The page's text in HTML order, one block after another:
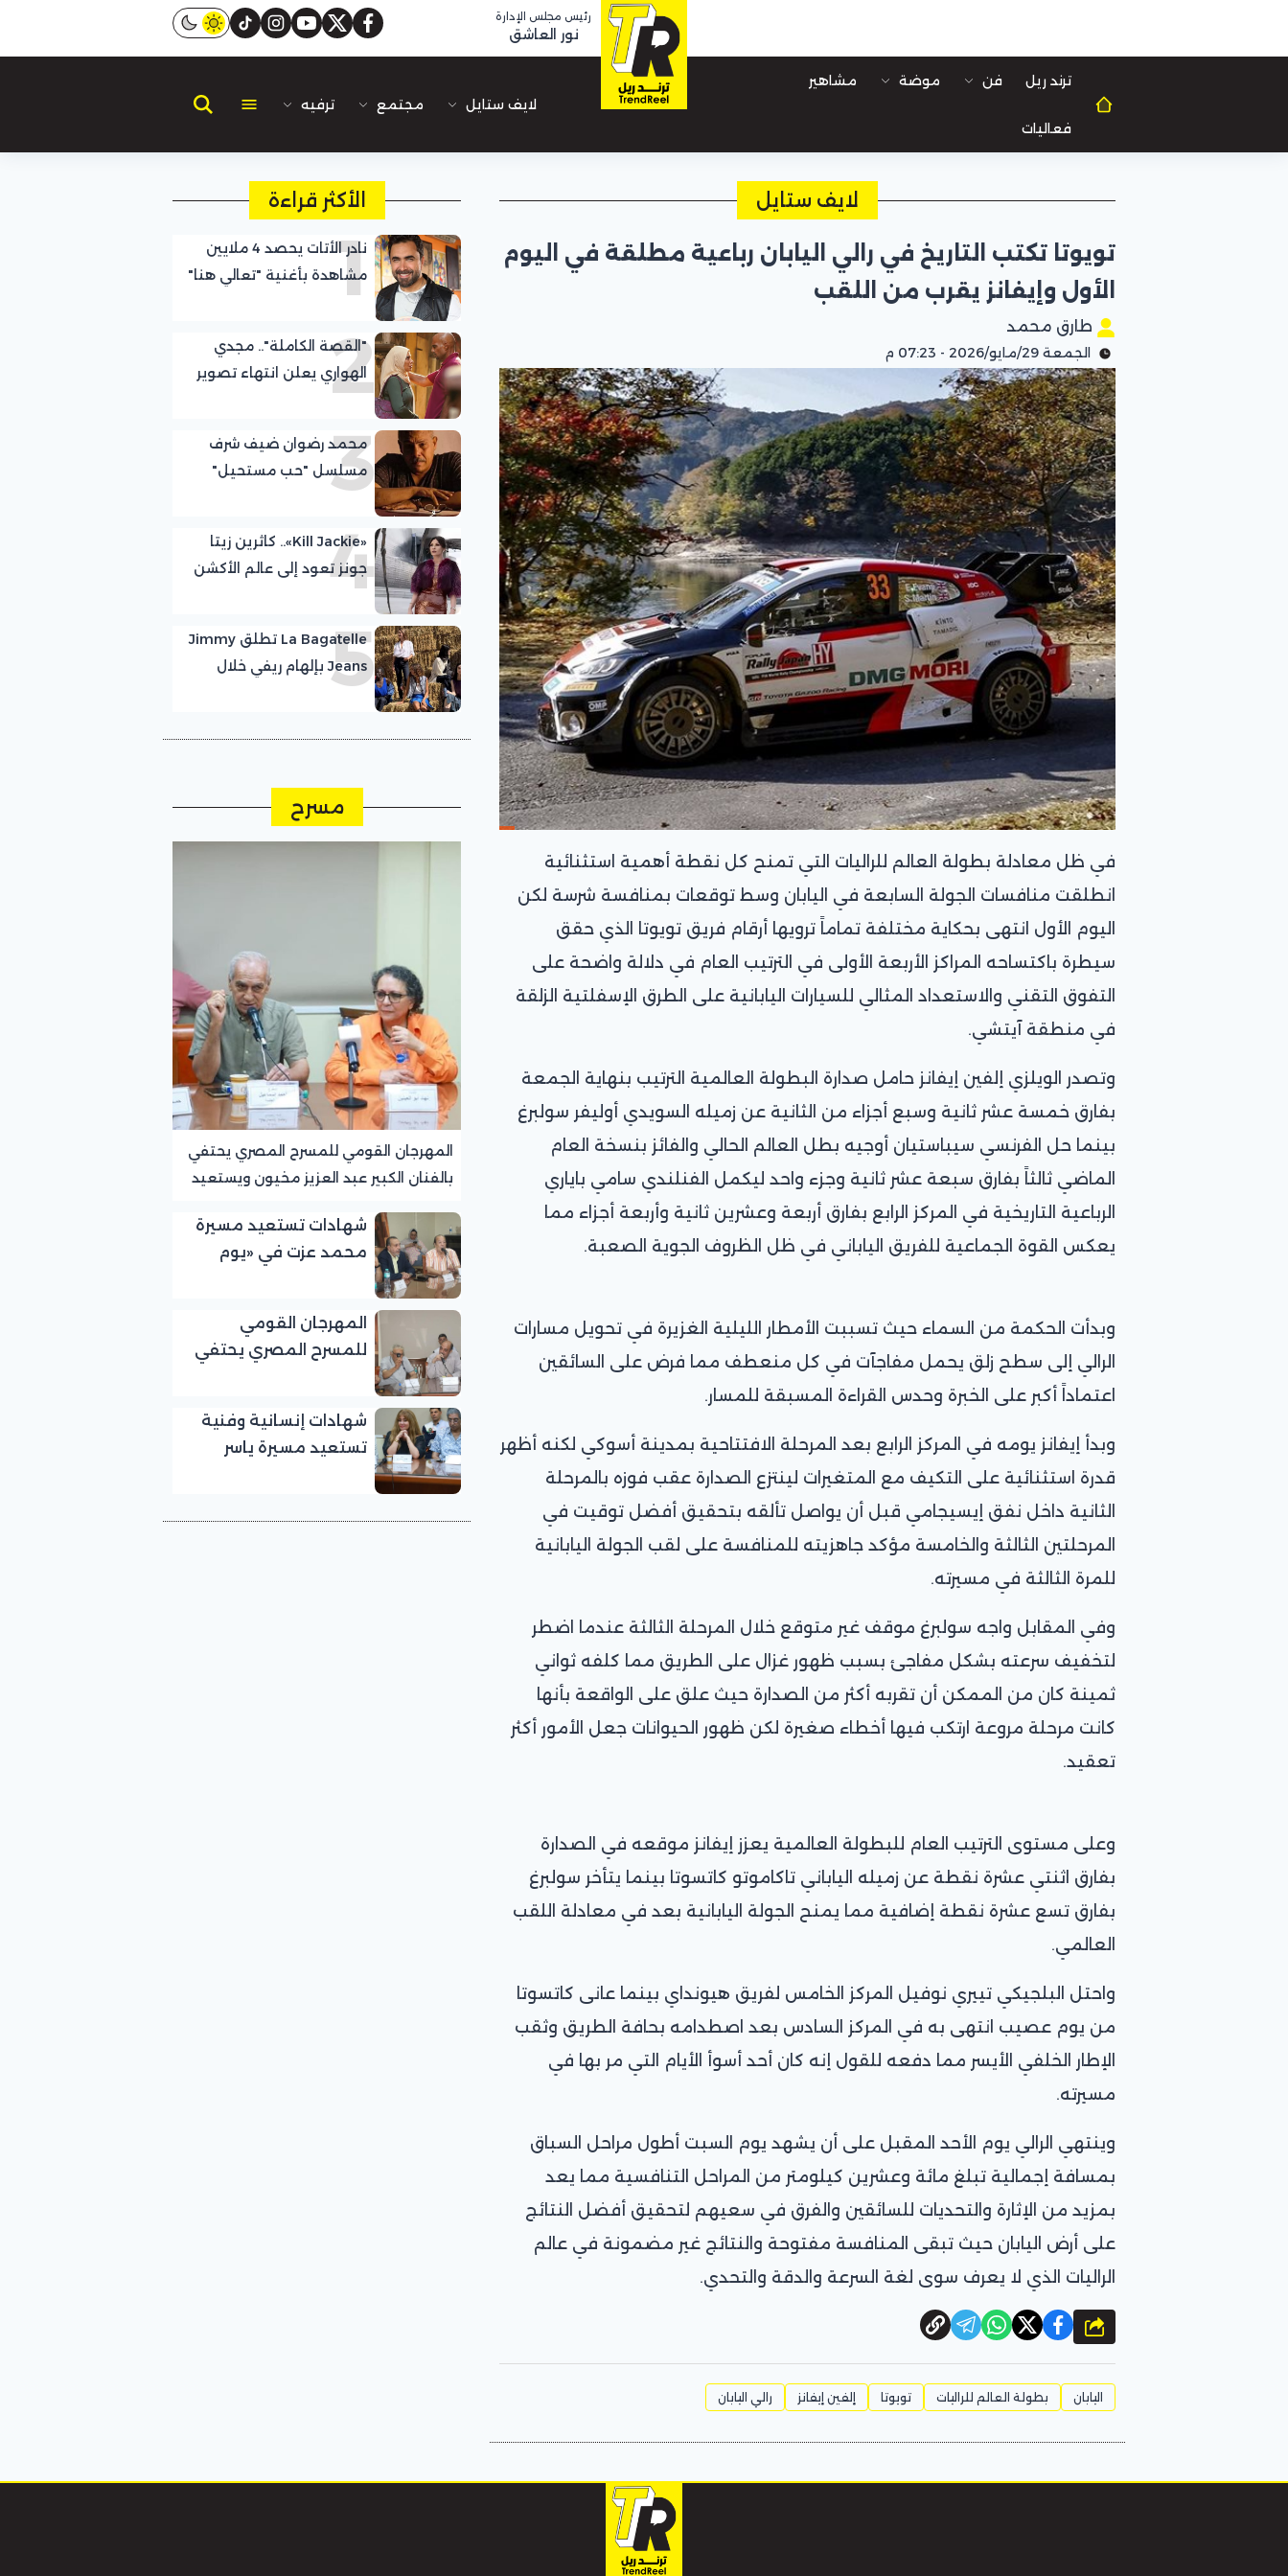
رئيس مجلس الإدارة
نور العاشق facebook
twitter
youtube
instagram
tiktok
ترند ريل فن موضة مشاهير
فعاليات
لايف ستايل مجتمع ترفيه
لايف ستايل
تويوتا تكتب التاريخ في رالي اليابان رباعية مطلقة في اليوم
الأول وإيفانز يقرب من اللقب
طارق محمد
الجمعة 29/مايو/2026 - 07:23 م
في ظل معادلة بطولة العالم للراليات التي تمنح كل نقطة أهمية استثنائية
انطلقت منافسات الجولة السابعة في اليابان وسط توقعات بمنافسة شرسة لكن
اليوم الأول انتهى بحكاية مختلفة تماماً ترويها أرقام فريق تويوتا الذي حقق
سيطرة باكتساحه المراكز الأربعة الأولى في الترتيب العام في دلالة واضحة على
التفوق التقني والاستعداد المثالي للسيارات اليابانية على الطرق الإسفلتية الزلقة
في منطقة آيتشي.
وتصدر الويلزي إلفين إيفانز حامل صدارة البطولة العالمية الترتيب بنهاية الجمعة
بفارق خمسة عشر ثانية وسبع أجزاء من الثانية عن زميله السويدي أوليفر سولبرغ
بينما حل الفرنسي سيباستيان أوجيه بطل العالم الحالي والفائز بنسخة العام
الماضي ثالثاً بفارق سبعة عشر ثانية وجزء واحد ليكمل الفنلندي سامي باياري
الرباعية التاريخية في المركز الرابع بفارق أربعة وعشرين ثانية وأربعة أجزاء مما
يعكس القوة الجماعية للفريق الياباني في ظل الظروف الجوية الصعبة.
وبدأت الحكمة من السماء حيث تسببت الأمطار الليلية الغزيرة في تحويل مسارات
الرالي إلى سطح زلق يحمل مفاجآت في كل منعطف مما فرض على السائقين
اعتماداً أكبر على الخبرة وحدس القراءة المسبقة للمسار.
وبدأ إيفانز يومه في المركز الرابع بعد المرحلة الافتتاحية بمدينة أسوكي لكنه أظهر
قدرة استثنائية على التكيف مع المتغيرات لينتزع الصدارة عقب فوزه بالمرحلة
الثانية داخل نفق إيسيجامي قبل أن يواصل تألقه بتحقيق أفضل توقيت في
المرحلتين الثالثة والخامسة مؤكد جاهزيته للمنافسة على لقب الجولة اليابانية
للمرة الثالثة في مسيرته.
وفي المقابل واجه سولبرغ موقف غير متوقع خلال المرحلة الثالثة عندما اضطر
لتخفيف سرعته بشكل مفاجئ بسبب ظهور غزال على الطريق مما كلفه ثواني
ثمينة كان من الممكن أن تقربه أكثر من الصدارة حيث علق على الواقعة بأنها
كانت مرحلة مروعة ارتكب فيها أخطاء صغيرة لكن ظهور الحيوانات جعل الأمور أكثر
تعقيد.
وعلى مستوى الترتيب العام للبطولة العالمية يعزز إيفانز موقعه في الصدارة
بفارق اثنتي عشرة نقطة عن زميله الياباني تاكاموتو كاتسوتا بينما يتأخر سولبرغ
بفارق تسع عشرة نقطة إضافية مما يمنح الجولة اليابانية بعد في معادلة اللقب
العالمي.
واحتل البلجيكي تييري نوفيل المركز الخامس لفريق هيونداي بينما عانى كاتسوتا
من يوم عصيب انتهى به في المركز السادس بعد اصطدامه بحافة الطريق وثقب
الإطار الخلفي الأيسر مما دفعه للقول إنه كان أحد أسوأ الأيام التي مر بها في
مسيرته.
وينتهي الرالي يوم الأحد المقبل على أن يشهد يوم السبت أطول مراحل السباق
بمسافة إجمالية تبلغ مائة وعشرين كيلومتر من المراحل التنافسية مما يعد
بمزيد من الإثارة والتحديات للسائقين والفرق في سعيهم لتحقيق أفضل النتائج
على أرض اليابان حيث تبقى المنافسة مفتوحة والنتائج غير مضمونة في عالم
الراليات الذي لا يعرف سوى لغة السرعة والدقة والتحدي.
شارك
اليابان بطولة العالم للراليات تويوتا إلفين إيفانز رالي اليابان
الأكثر قراءة
1
نادر الأتات يحصد 4 ملايين
مشاهدة بأغنية "تعالي هنا"
2
"القصة الكاملة".. مجدي
الهواري يعلن انتهاء تصوير
3
محمد رضوان ضيف شرف
مسلسل "حب مستحيل"
4
«Kill Jackie».. كاثرين زيتا
جونز تعود إلى عالم الأكشن
5
La Bagatelle تطلق Jimmy
Jeans بإلهام ريفي خلال
مسرح
المهرجان القومي للمسرح المصري يحتفي
بالفنان الكبير عبد العزيز مخيون ويستعيد
شهادات تستعيد مسيرة
محمد عزت في «يوم
للمسرح المصري
المهرجان القومي
للمسرح المصري يحتفي
لرموز المسرح»
شهادات إنسانية وفنية
تستعيد مسيرة ياسر